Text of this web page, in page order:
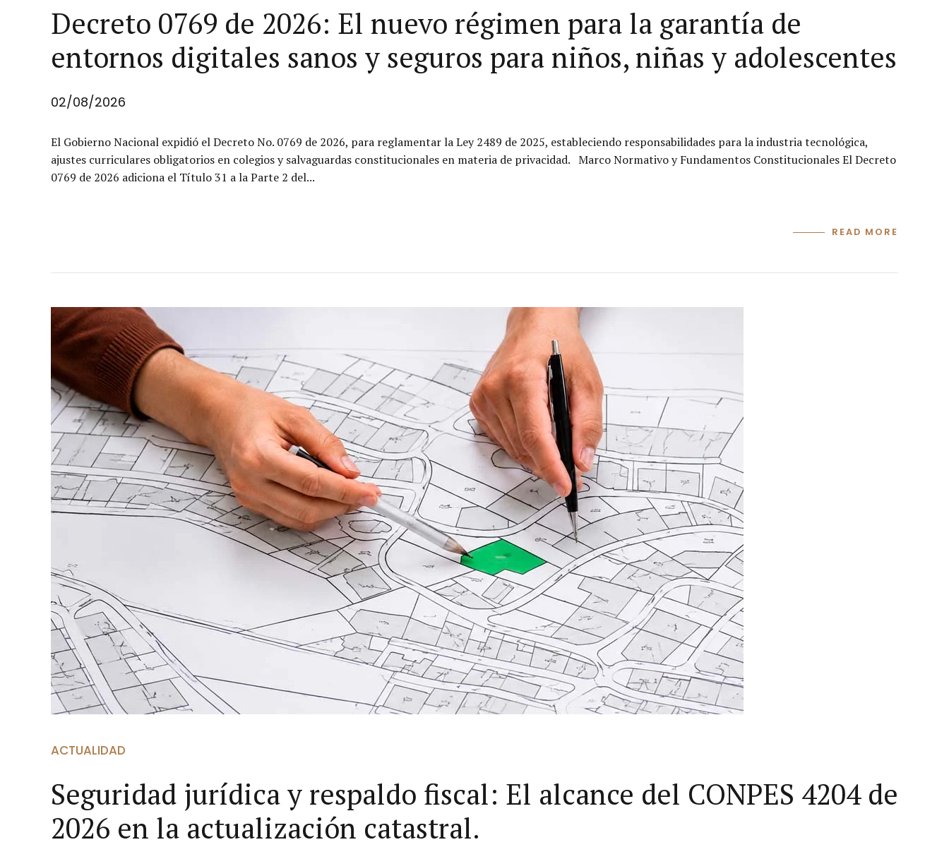
Decreto 0769 de 2026: El nuevo régimen para la garantía de
entornos digitales sanos y seguros para niños, niñas y adolescentes
02/08/2026
El Gobierno Nacional expidió el Decreto No. 0769 de 2026, para reglamentar la Ley 2489 de 2025, estableciendo responsabilidades para la industria tecnológica,
ajustes curriculares obligatorios en colegios y salvaguardas constitucionales en materia de privacidad. Marco Normativo y Fundamentos Constitucionales El Decreto
0769 de 2026 adiciona el Título 31 a la Parte 2 del...
READ MORE
ACTUALIDAD
Seguridad jurídica y respaldo fiscal: El alcance del CONPES 4204 de
2026 en la actualización catastral.